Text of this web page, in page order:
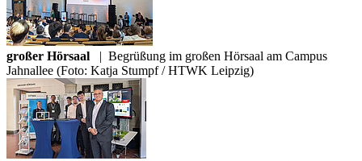
großer Hörsaal | Begrüßung im großen Hörsaal am Campus
Jahnallee (Foto: Katja Stumpf / HTWK Leipzig)